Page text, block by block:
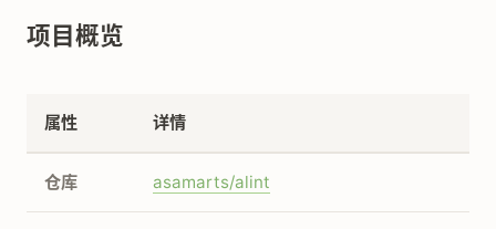
项目概览
属性 详情
仓库 asamarts/alint